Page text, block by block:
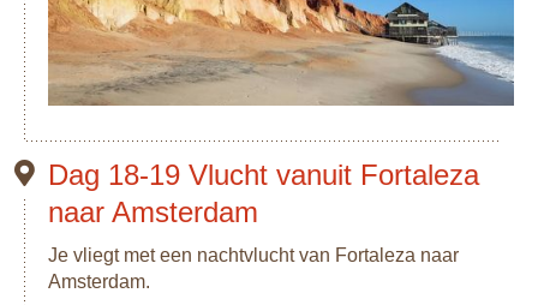
Dag 18-19 Vlucht vanuit Fortaleza
naar Amsterdam
Je vliegt met een nachtvlucht van Fortaleza naar
Amsterdam.